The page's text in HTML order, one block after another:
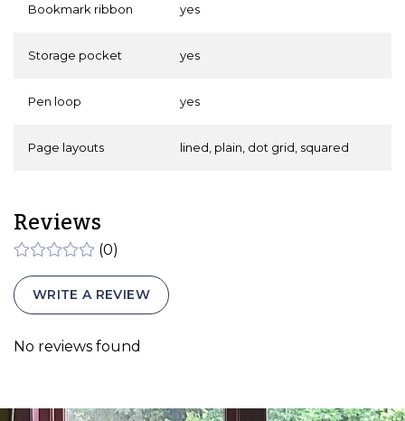
Bookmark ribbon yes
Storage pocket yes
Pen loop yes
Page layouts lined, plain, dot grid, squared
Reviews
(0)
WRITE A REVIEW
No reviews found